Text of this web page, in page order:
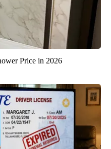
Price in 2026